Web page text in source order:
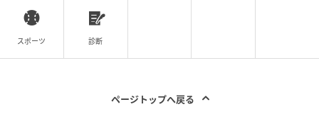
スポーツ 診断
ページトップへ戻る